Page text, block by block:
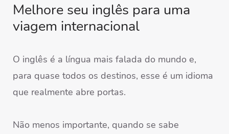
Melhore seu inglês para uma
viagem internacional
O inglês é a língua mais falada do mundo e,
para quase todos os destinos, esse é um idioma
que realmente abre portas.
Não menos importante, quando se sabe